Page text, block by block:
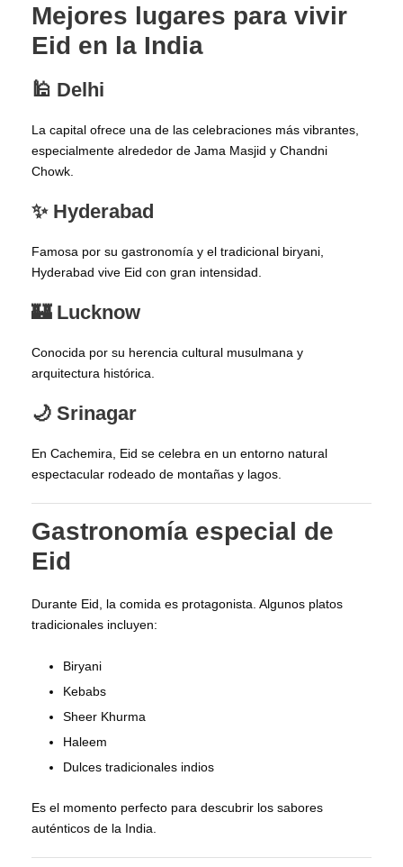
Mejores lugares para vivir
Eid en la India
🕌 Delhi
La capital ofrece una de las celebraciones más vibrantes,
especialmente alrededor de Jama Masjid y Chandni
Chowk.
✨ Hyderabad
Famosa por su gastronomía y el tradicional biryani,
Hyderabad vive Eid con gran intensidad.
🏰 Lucknow
Conocida por su herencia cultural musulmana y
arquitectura histórica.
🌙 Srinagar
En Cachemira, Eid se celebra en un entorno natural
espectacular rodeado de montañas y lagos.
Gastronomía especial de
Eid
Durante Eid, la comida es protagonista. Algunos platos
tradicionales incluyen:
Biryani
Kebabs
Sheer Khurma
Haleem
Dulces tradicionales indios
Es el momento perfecto para descubrir los sabores
auténticos de la India.